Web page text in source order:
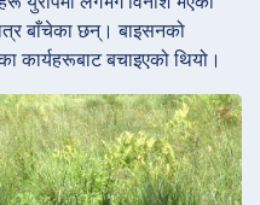
बाँचेका छन्। बाइसनको
कार्यहरूबाट बचाइएको थियो।